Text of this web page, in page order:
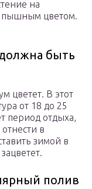
на
пышным цветом.
быть
цветет. В этот
от 18 до 25
период отдыха,
в
зимой в
полив